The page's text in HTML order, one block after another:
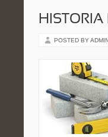
HISTORIA
POSTED BY